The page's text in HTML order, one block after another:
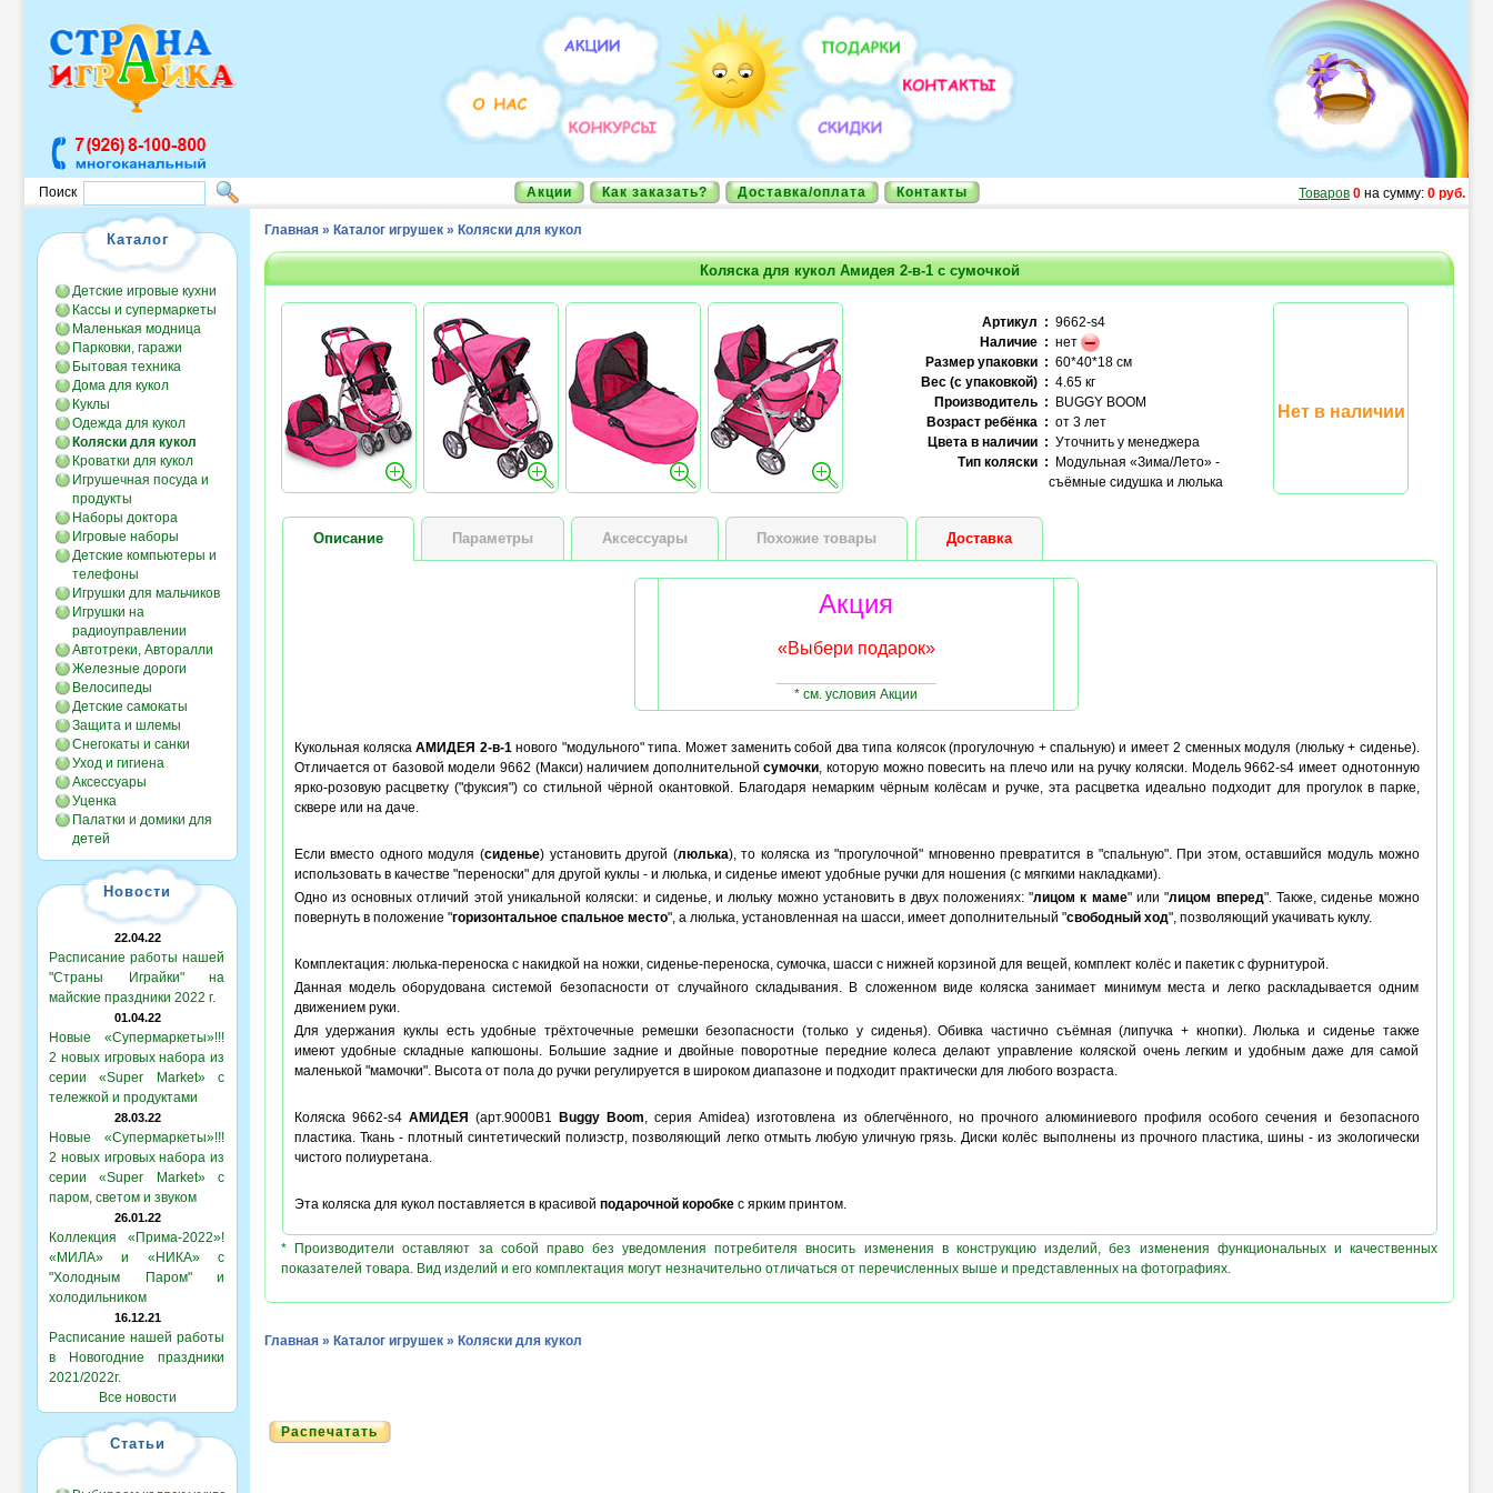
Поиск Акции Как заказать? Доставка/оплата Контакты Товаров 0 на сумму: 0 руб.
Каталог
Детские игровые кухни
Кассы и супермаркеты
Маленькая модница
Парковки, гаражи
Бытовая техника
Дома для кукол
Куклы
Одежда для кукол
Коляски для кукол
Кроватки для кукол
Игрушечная посуда и
продукты
Наборы доктора
Игровые наборы
Детские компьютеры и
телефоны
Игрушки для мальчиков
Игрушки на
радиоуправлении
Автотреки, Авторалли
Железные дороги
Велосипеды
Детские самокаты
Защита и шлемы
Снегокаты и санки
Уход и гигиена
Аксессуары
Уценка
Палатки и домики для
детей
Новости
22.04.22
Расписание работы нашей
"Страны Играйки" на
майские праздники 2022 г.
01.04.22
Новые «Супермаркеты»!!!
2 новых игровых набора из
серии «Super Market» с
тележкой и продуктами
28.03.22
Новые «Супермаркеты»!!!
2 новых игровых набора из
серии «Super Market» с
паром, светом и звуком
26.01.22
Коллекция «Прима-2022»!
«МИЛА» и «НИКА» с
"Холодным Паром" и
холодильником
16.12.21
Расписание нашей работы
в Новогодние праздники
2021/2022г.
Все новости
Статьи
Главная » Каталог игрушек » Коляски для кукол
Коляска для кукол Амидея 2-в-1 с сумочкой
Артикул : 9662-s4
Наличие : нет
Размер упаковки : 60*40*18 см
Вес (с упаковкой) : 4.65 кг
Производитель : BUGGY BOOM
Возраст ребёнка : от 3 лет
Цвета в наличии : Уточнить у менеджера
Тип коляски : Модульная «Зима/Лето» -
съёмные сидушка и люлька
Нет в наличии
Описание Параметры Аксессуары Похожие товары Доставка
Акция
«Выбери подарок»
* см. условия Акции
Кукольная коляскаАМИДЕЯ 2-в-1нового "модульного" типа. Может заменить собой два типа колясок (прогулочную + спальную) и имеет 2 сменных модуля (люльку + сиденье).
Отличается от базовой модели 9662 (Макси) наличием дополнительнойсумочки, которую можно повесить на плечо или на ручку коляски. Модель 9662-s4 имеет однотонную
ярко-розовую расцветку ("фуксия") со стильной чёрной окантовкой. Благодаря немарким чёрным колёсам и ручке, эта расцветка идеально подходит для прогулок в парке,
сквере или на даче.
Если вместо одного модуля (сиденье) установить другой (люлька), то коляска из "прогулочной" мгновенно превратится в "спальную". При этом, оставшийся модуль можно
использовать в качестве "переноски" для другой куклы - и люлька, и сиденье имеют удобные ручки для ношения (с мягкими накладками).
Одно из основных отличий этой уникальной коляски: и сиденье, и люльку можно установить в двух положениях: "лицом к маме" или "лицом вперед". Также, сиденье можно
повернуть в положение "горизонтальное спальное место", а люлька, установленная на шасси, имеет дополнительный "свободный ход", позволяющий укачивать куклу.
Комплектация: люлька-переноска с накидкой на ножки, сиденье-переноска, сумочка, шасси с нижней корзиной для вещей, комплект колёс и пакетик с фурнитурой.
Данная модель оборудована системой безопасности от случайного складывания. В сложенном виде коляска занимает минимум места и легко раскладывается одним
движением руки.
Для удержания куклы есть удобные трёхточечные ремешки безопасности (только у сиденья). Обивка частично съёмная (липучка + кнопки). Люлька и сиденье также
имеют удобные складные капюшоны. Большие задние и двойные поворотные передние колеса делают управление коляской очень легким и удобным даже для самой
маленькой "мамочки". Высота от пола до ручки регулируется в широком диапазоне и подходит практически для любого возраста.
Коляска 9662-s4 АМИДЕЯ (арт.9000B1 Buggy Boom, серия Amidea) изготовлена из облегчённого, но прочного алюминиевого профиля особого сечения и безопасного
пластика. Ткань - плотный синтетический полиэстр, позволяющий легко отмыть любую уличную грязь. Диски колёс выполнены из прочного пластика, шины - из экологически
чистого полиуретана.
Эта коляска для кукол поставляется в красивой подарочной коробкес ярким принтом.
* Производители оставляют за собой право без уведомления потребителя вносить изменения в конструкцию изделий, без изменения функциональных и качественных
показателей товара. Вид изделий и его комплектация могут незначительно отличаться от перечисленных выше и представленных на фотографиях.
Главная » Каталог игрушек » Коляски для кукол
Распечатать